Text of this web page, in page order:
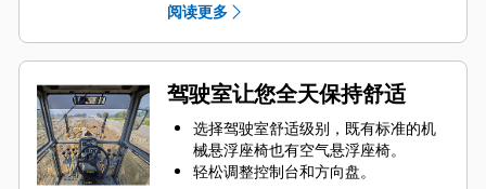
确保您使用 Cat C4.4 发动机将全部牵
引动力传递到地面。
液压系统使机器能够以更精确且更具
可预测性的方式保持一致的坡度。
数字铲刀坡度计选件可显示坡度，而
无需依赖手动坡度检查器。
Product Link™ 可以根据需要通过
VisionLink® 在线界面提供机器的位
阅读更多
驾驶室让您全天保持舒适
选择驾驶室舒适级别，既有标准的机
械悬浮座椅也有空气悬浮座椅。
轻松调整控制台和方向盘。